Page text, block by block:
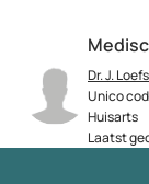
Dr. J.
Unico
Huisarts
Laatst